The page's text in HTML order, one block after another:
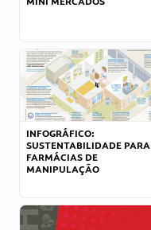
INFOGRÁFICO:
SUSTENTABILIDADE PARA
FARMÁCIAS DE
MANIPULAÇÃO